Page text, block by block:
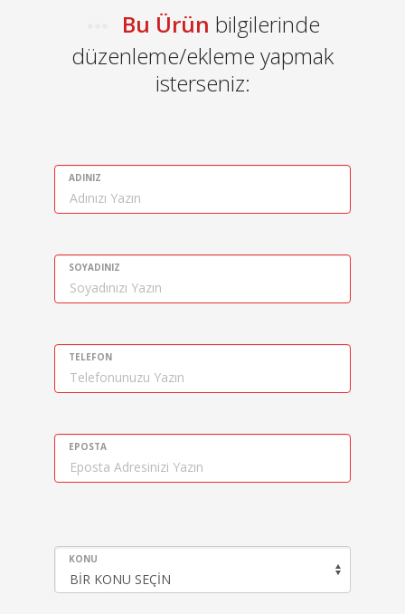
Bu Ürün bilgilerinde
düzenleme/ekleme yapmak
isterseniz:
ADINIZ
SOYADINIZ
TELEFON
EPOSTA
KONU